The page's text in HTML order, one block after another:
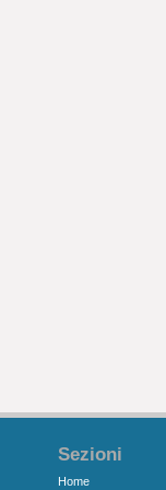
Sezioni
Home